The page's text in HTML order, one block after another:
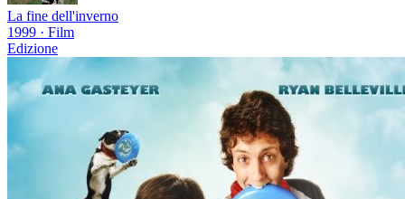
La fine dell'inverno
1999 · Film
Edizione